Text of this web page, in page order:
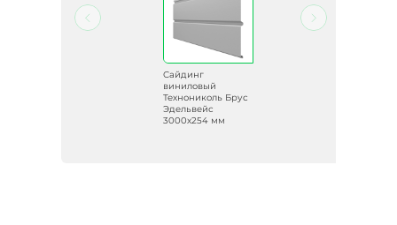
Сайдинг
виниловый
Технониколь Брус
Эдельвейс
3000х254 мм